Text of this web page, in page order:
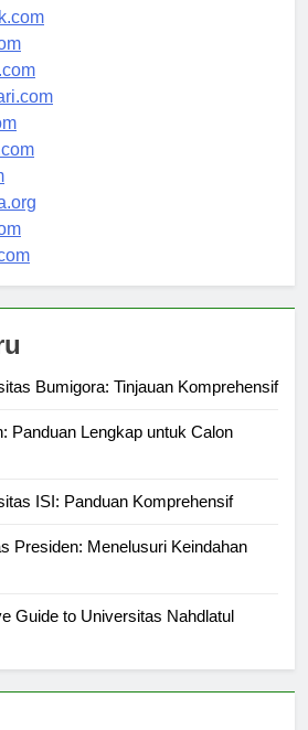
Panduan Lengkap untuk Calon
Presiden: Menelusuri Keindahan
Guide to Universitas Nahdlatul